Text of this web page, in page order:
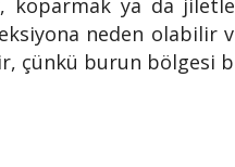
koparmak ya da
neden olabilir
çünkü burun bölgesi